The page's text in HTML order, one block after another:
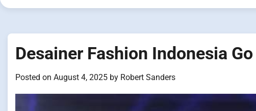
Desainer Fashion Indonesia
Posted on August 4, 2025 by Robert Sanders